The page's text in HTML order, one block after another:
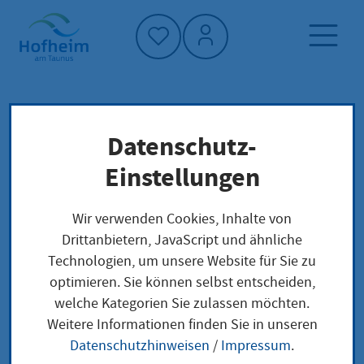
Startseite"
Dienstleistung-Finder
Verwaltungsstruktur
Regierungspräsidium Darmstadt - Dezernat IV /
Wi 43.2 - Immissionsschutz (Energie, Chemie,
Regierungspräsidium
Darmstadt - Dezernat
Datenschutz-
Einstellungen
Wir verwenden Cookies, Inhalte von
Drittanbietern, JavaScript und ähnliche
Technologien, um unsere Website für Sie zu
optimieren. Sie können selbst entscheiden,
welche Kategorien Sie zulassen möchten.
Weitere Informationen finden Sie in unseren
Datenschutzhinweisen / Impressum.